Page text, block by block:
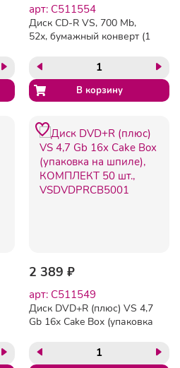
арт: C511554
Диск CD-R VS, 700 Mb,
52х, бумажный конверт (1
2 389 ₽
арт: C511549
Диск DVD+R (плюс) VS 4,7
Gb 16x Cake Box (упаковка
шт., VSDVDPRCB5001